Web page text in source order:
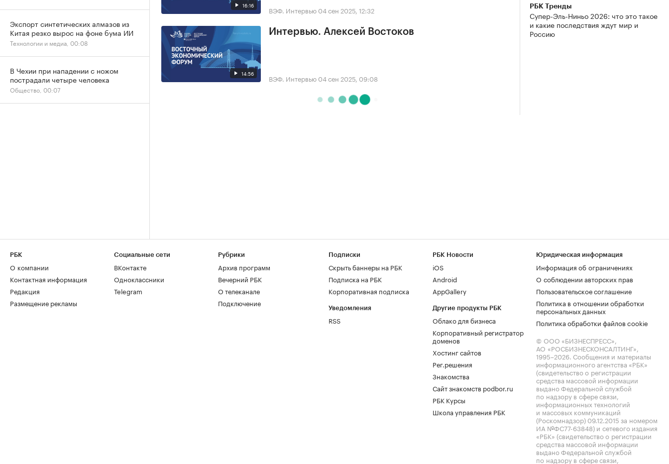
16:16 ВЭФ. Интервью 04 сен 2025, 12:32
14:56
Интервью. Алексей Востоков
ВЭФ. Интервью 04 сен 2025, 09:08
РБК Тренды
Супер-Эль-Ниньо 2026: что это такое
и какие последствия ждут мир и
Россию
Экспорт синтетических алмазов из
Китая резко вырос на фоне бума ИИ
Технологии и медиа, 00:08
В Чехии при нападении с ножом
пострадали четыре человека
Общество, 00:07
РБК
О компании
Контактная информация
Редакция
Размещение рекламы
Социальные сети
ВКонтакте
Одноклассники
Telegram
Рубрики
Архив программ
Вечерний РБК
О телеканале
Подключение
Подписки
Скрыть баннеры на РБК
Подписка на РБК
Корпоративная подписка
Уведомления
RSS
РБК Новости
iOS
Android
AppGallery
Другие продукты РБК
Облако для бизнеса
Корпоративный регистратор
доменов
Хостинг сайтов
Рег.решения
Знакомства
Сайт знакомств podbor.ru
РБК Курсы
Школа управления РБК
Юридическая информация
Информация об ограничениях
О соблюдении авторских прав
Пользовательское соглашение
Политика в отношении обработки
персональных данных
Политика обработки файлов cookie
© ООО «БИЗНЕСПРЕСС»,
АО «РОСБИЗНЕСКОНСАЛТИНГ»,
1995–2026. Сообщения и материалы
информационного агентства «РБК»
(свидетельство о регистрации
средства массовой информации
выдано Федеральной службой
по надзору в сфере связи,
информационных технологий
и массовых коммуникаций
(Роскомнадзор) 09.12.2015 за номером
ИА №ФС77-63848) и сетевого издания
«РБК» (свидетельство о регистрации
средства массовой информации
выдано Федеральной службой
по надзору в сфере связи,